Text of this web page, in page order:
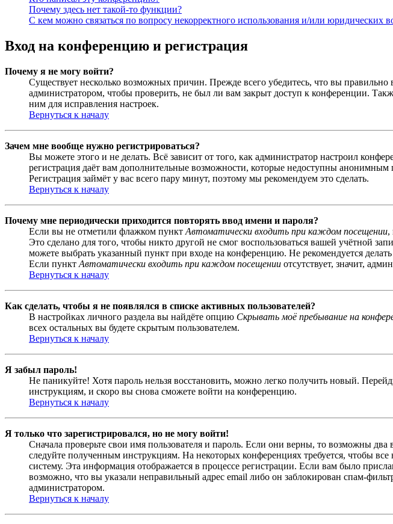
Почему здесь нет такой-то функции?
С кем можно связаться по вопросу некорректного использования и/или юридических
Вход на конференцию и регистрация
Почему я не могу войти?
Существует несколько возможных причин. Прежде всего убедитесь, что вы
администратором, чтобы проверить, не был ли вам закрыт доступ к конференции.
ним для исправления настроек.
Вернуться к началу
Зачем мне вообще нужно регистрироваться?
Вы можете этого и не делать. Всё зависит от того, как администратор настроил
регистрация даёт вам дополнительные возможности, которые недоступны
Регистрация займёт у вас всего пару минут, поэтому мы рекомендуем это сделать.
Вернуться к началу
Почему мне периодически приходится повторять ввод имени и пароля?
Если вы не отметили флажком пункт Автоматически входить при каждом посещении,
Это сделано для того, чтобы никто другой не смог воспользоваться вашей учётной
можете выбрать указанный пункт при входе на конференцию. Не рекомендуется
Если пункт Автоматически входить при каждом посещении отсутствует, значит,
Вернуться к началу
Как сделать, чтобы я не появлялся в списке активных пользователей?
В настройках личного раздела вы найдёте опцию Скрывать моё пребывание на
всех остальных вы будете скрытым пользователем.
Вернуться к началу
Я забыл пароль!
Не паникуйте! Хотя пароль нельзя восстановить, можно легко получить новый.
инструкциям, и скоро вы снова сможете войти на конференцию.
Вернуться к началу
Я только что зарегистрировался, но не могу войти!
Сначала проверьте свои имя пользователя и пароль. Если они верны, то возможны
следуйте полученным инструкциям. На некоторых конференциях требуется, чтобы
систему. Эта информация отображается в процессе регистрации. Если вам было
возможно, что вы указали неправильный адрес email либо он заблокирован спам-
администратором.
Вернуться к началу